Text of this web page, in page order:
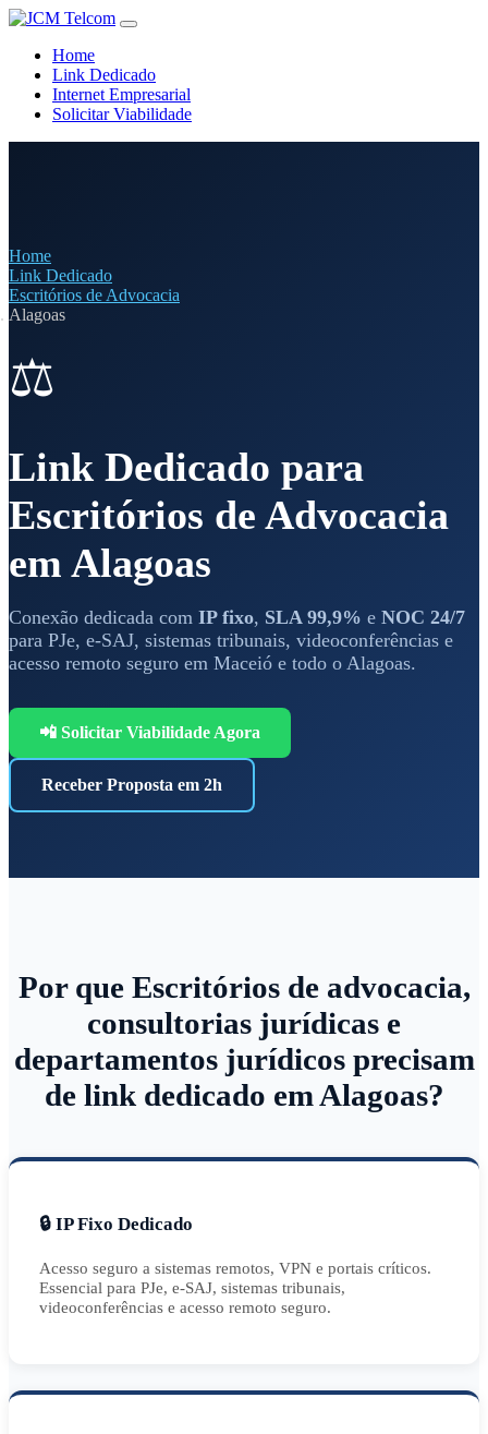
Home
Link Dedicado
Internet Empresarial
Solicitar Viabilidade
Home
Link Dedicado
Escritórios de Advocacia
Alagoas
⚖️
Link Dedicado para
Escritórios de Advocacia
em Alagoas
Conexão dedicada com IP fixo, SLA 99,9% e NOC 24/7
para PJe, e-SAJ, sistemas tribunais, videoconferências e
acesso remoto seguro em Maceió e todo o Alagoas.
📲 Solicitar Viabilidade Agora
Receber Proposta em 2h
Por que Escritórios de advocacia,
consultorias jurídicas e
departamentos jurídicos precisam
de link dedicado em Alagoas?
🔒 IP Fixo Dedicado
Acesso seguro a sistemas remotos, VPN e portais críticos.
Essencial para PJe, e-SAJ, sistemas tribunais,
videoconferências e acesso remoto seguro.